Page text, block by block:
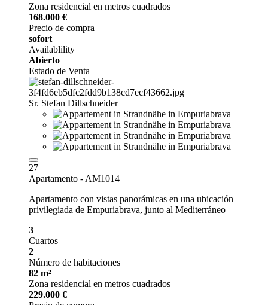
Zona residencial en metros cuadrados
168.000 €
Precio de compra
sofort
Availablility
Abierto
Estado de Venta
Sr. Stefan Dillschneider
27
Apartamento - AM1014
Apartamento con vistas panorámicas en una ubicación
privilegiada de Empuriabrava, junto al Mediterráneo
3
Cuartos
2
Número de habitaciones
82 m²
Zona residencial en metros cuadrados
229.000 €